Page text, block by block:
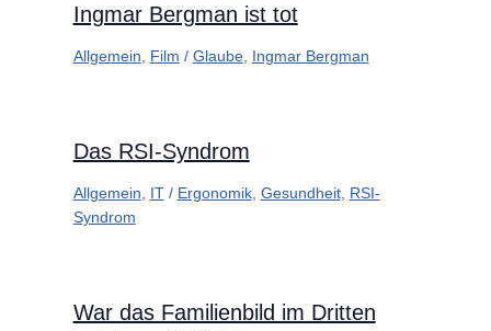
Ingmar Bergman ist tot
Allgemein Film / Glaube, Ingmar Bergman
Das RSI-Syndrom
Allgemein IT/ Ergonomik, Gesundheit, RSI-
Syndrom
War das Familienbild im Dritten